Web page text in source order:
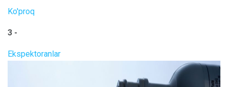
Ko'proq
3 -
Ekspektoranlar